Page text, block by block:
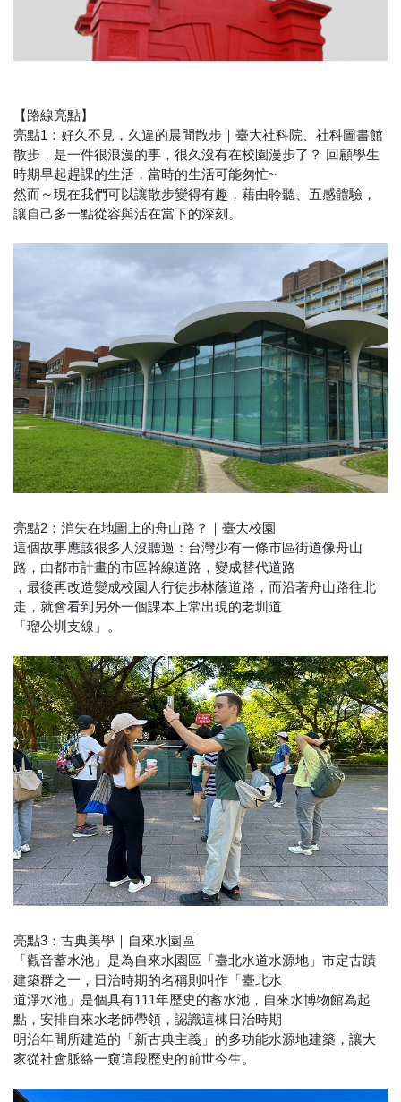
【路線亮點】
亮點1：好久不見，久違的晨間散步｜臺大社科院、社科圖書館
散步，是一件很浪漫的事，很久沒有在校園漫步了？ 回顧學生
時期早起趕課的生活，當時的生活可能匆忙~
然而～現在我們可以讓散步變得有趣，藉由聆聽、五感體驗，
讓自己多一點從容與活在當下的深刻。
亮點2：消失在地圖上的舟山路？｜臺大校園
這個故事應該很多人沒聽過：台灣少有一條市區街道像舟山
路，由都市計畫的市區幹線道路，變成替代道路
，最後再改造變成校園人行徒步林蔭道路，而沿著舟山路往北
走，就會看到另外一個課本上常出現的老圳道
「瑠公圳支線」。
亮點3：古典美學｜自來水園區
「觀音蓄水池」是為自來水園區「臺北水道水源地」市定古蹟
建築群之一，日治時期的名稱則叫作「臺北水
道淨水池」是個具有111年歷史的蓄水池，自來水博物館為起
點，安排自來水老師帶領，認識這棟日治時期
明治年間所建造的「新古典主義」的多功能水源地建築，讓大
家從社會脈絡一窺這段歷史的前世今生。